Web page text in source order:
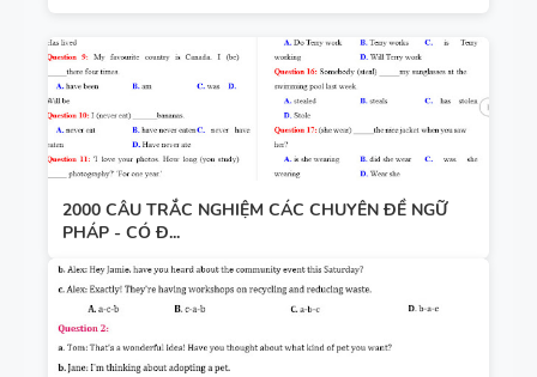
2000 CÂU TRẮC NGHIỆM CÁC CHUYÊN ĐỀ NGỮ
PHÁP - CÓ Đ...